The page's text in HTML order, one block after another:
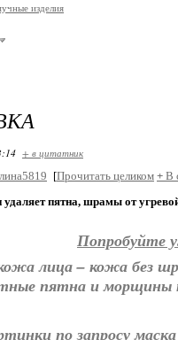
изделия
+ в цитатник
[Прочитать целиком + В
удаляет пятна, шрамы от
Попробуйте
лица – кожа без
пятна и морщины